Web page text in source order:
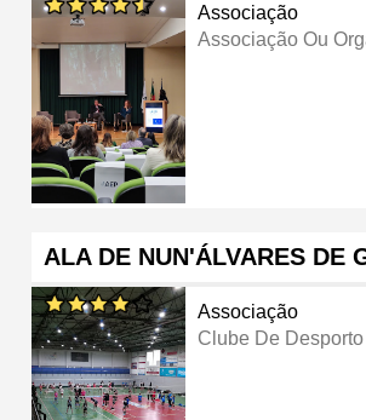
Associação
Associação Ou
ALA DE NUN'ÁLVARES DE
Associação
Clube De Desporto